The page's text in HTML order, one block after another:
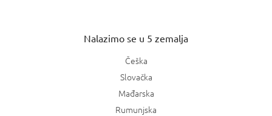
Nalazimo se u 5 zemalja
Češka
Slovačka
Mađarska
Rumunjska